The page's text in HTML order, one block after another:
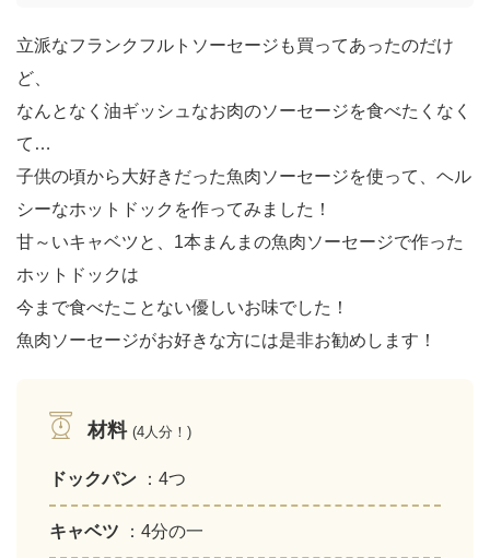
立派なフランクフルトソーセージも買ってあったのだけ
ど、
なんとなく油ギッシュなお肉のソーセージを食べたくなく
て…
子供の頃から大好きだった魚肉ソーセージを使って、ヘル
シーなホットドックを作ってみました！
甘～いキャベツと、1本まんまの魚肉ソーセージで作った
ホットドックは
今まで食べたことない優しいお味でした！
魚肉ソーセージがお好きな方には是非お勧めします！
材料 (4人分！)
ドックパン ：4つ
キャベツ ：4分の一